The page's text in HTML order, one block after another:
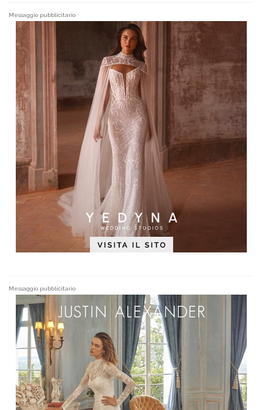
Messaggio pubblicitario
Messaggio pubblicitario